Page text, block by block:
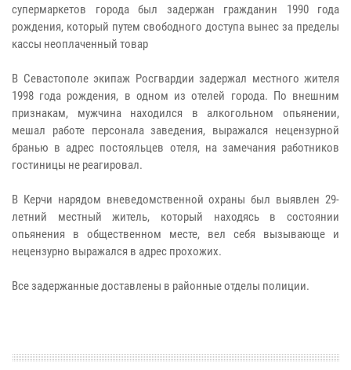
супермаркетов города был задержан гражданин 1990 года
рождения, который путем свободного доступа вынес за пределы
кассы неоплаченный товар
В Севастополе экипаж Росгвардии задержал местного жителя
1998 года рождения, в одном из отелей города. По внешним
признакам, мужчина находился в алкогольном опьянении,
мешал работе персонала заведения, выражался нецензурной
бранью в адрес постояльцев отеля, на замечания работников
гостиницы не реагировал.
В Керчи нарядом вневедомственной охраны был выявлен 29-
летний местный житель, который находясь в состоянии
опьянения в общественном месте, вел себя вызывающе и
нецензурно выражался в адрес прохожих.
Все задержанные доставлены в районные отделы полиции.